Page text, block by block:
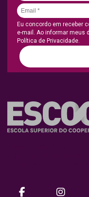
Eu concordo em receber
e-mail. Ao informar meus
Política de Privacidade.
facebook